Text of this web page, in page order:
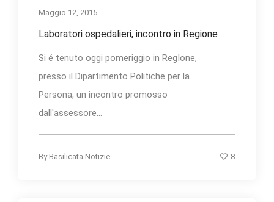
Maggio 12, 2015
Laboratori ospedalieri, incontro in Regione
Si é tenuto oggi pomeriggio in RegIone,
presso il Dipartimento Politiche per la
Persona, un incontro promosso
dall'assessore...
By Basilicata Notizie 8